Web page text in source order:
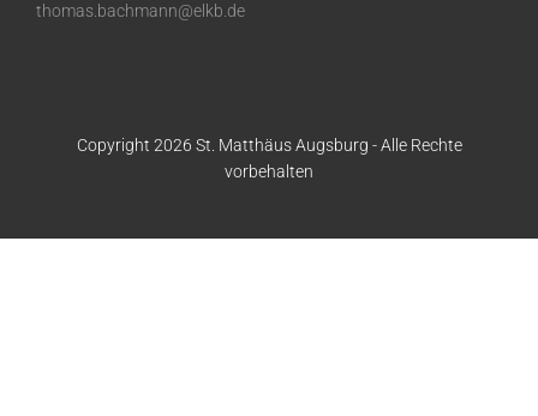
thomas.bachmann@elkb.de
Copyright 2026 St. Matthäus Augsburg - Alle Rechte
vorbehalten